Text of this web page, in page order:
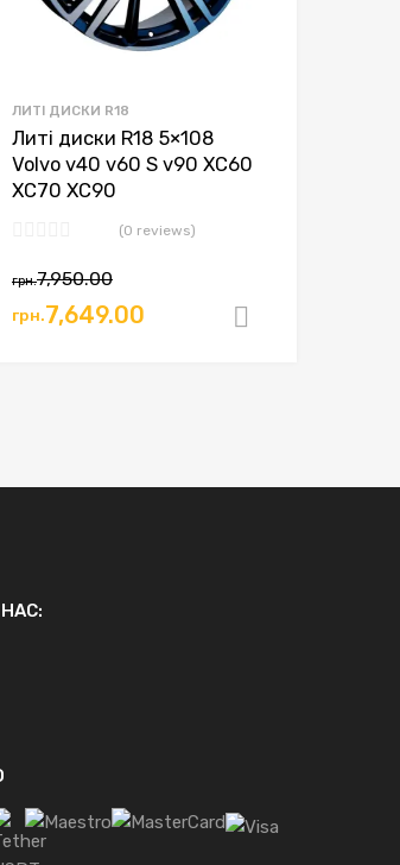
в кошик
ЛИТІ ДИСКИ R18
Литі диски R18 5×108
Volvo v40 v60 S v90 XC60
XC70 XC90
(0 reviews)
грн.7,950.00
грн.7,649.00